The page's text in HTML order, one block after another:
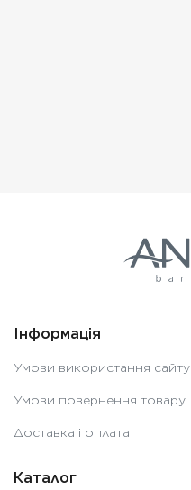
Інформація
Умови використання сайту
Умови повернення товару
Доставка і оплата
Каталог